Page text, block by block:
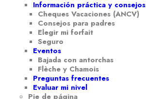
Información práctica y consejos
Cheques Vacaciones (ANCV)
Consejos para padres
Elegir mi forfait
Seguro
Eventos
Bajada con antorchas
Flèche y Chamois
Preguntas frecuentes
Evaluar mi nivel
Pie de página